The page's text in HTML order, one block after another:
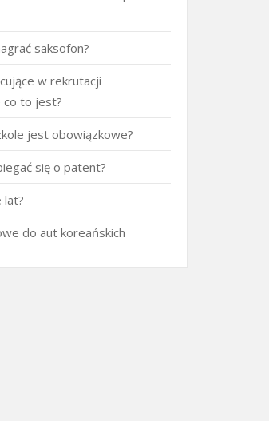
saksofon?
w rekrutacji
co to jest?
jest obowiązkowe?
się o patent?
lat?
do aut koreańskich